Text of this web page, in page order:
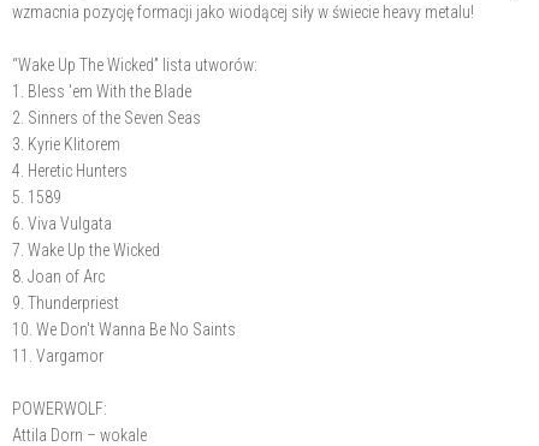
wzmacnia pozycję formacji jako wiodącej siły w świecie heavy metalu!
“Wake Up The Wicked” lista utworów:
1. Bless 'em With the Blade
2. Sinners of the Seven Seas
3. Kyrie Klitorem
4. Heretic Hunters
5. 1589
6. Viva Vulgata
7. Wake Up the Wicked
8. Joan of Arc
9. Thunderpriest
10. We Don't Wanna Be No Saints
11. Vargamor
POWERWOLF:
Attila Dorn – wokale